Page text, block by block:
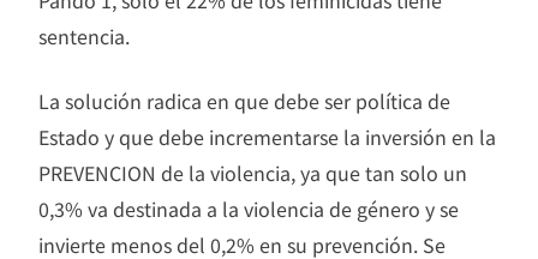
sentencia.
La solución radica en que debe ser política de
Estado y que debe incrementarse la inversión en la
PREVENCION de la violencia, ya que tan solo un
0,3% va destinada a la violencia de género y se
invierte menos del 0,2% en su prevención. Se